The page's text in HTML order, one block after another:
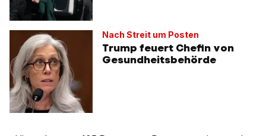
Nach Streit um Posten
Trump feuert Chefin von
Gesundheitsbehörde